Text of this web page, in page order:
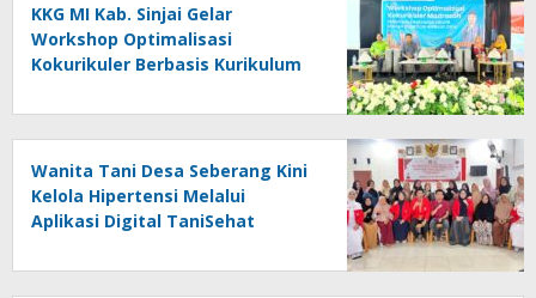
KKG MI Kab. Sinjai Gelar
Workshop Optimalisasi
Kokurikuler Berbasis Kurikulum
Madrasah
Wanita Tani Desa Seberang Kini
Kelola Hipertensi Melalui
Aplikasi Digital TaniSehat